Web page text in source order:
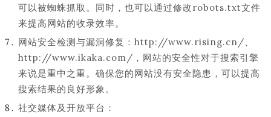
可以被蜘蛛抓取。同时，也可以通过修改robots.txt文件
来提高网站的收录效率。
网站安全检测与漏洞修复：http://www.rising.cn/、
http://www.ikaka.com/，网站的安全性对于搜索引擎
来说是重中之重。确保您的网站没有安全隐患，可以提高
搜索结果的良好形象。
社交媒体及开放平台：